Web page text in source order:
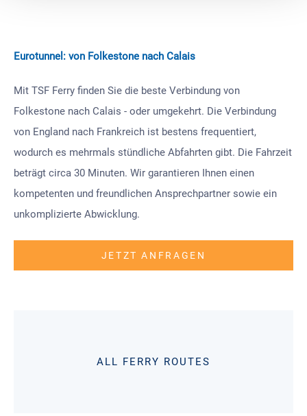
Eurotunnel: von Folkestone nach Calais
Mit TSF Ferry finden Sie die beste Verbindung von
Folkestone nach Calais - oder umgekehrt. Die Verbindung
von England nach Frankreich ist bestens frequentiert,
wodurch es mehrmals stündliche Abfahrten gibt. Die Fahrzeit
beträgt circa 30 Minuten. Wir garantieren Ihnen einen
kompetenten und freundlichen Ansprechpartner sowie ein
unkomplizierte Abwicklung.
JETZT ANFRAGEN
ALL FERRY ROUTES